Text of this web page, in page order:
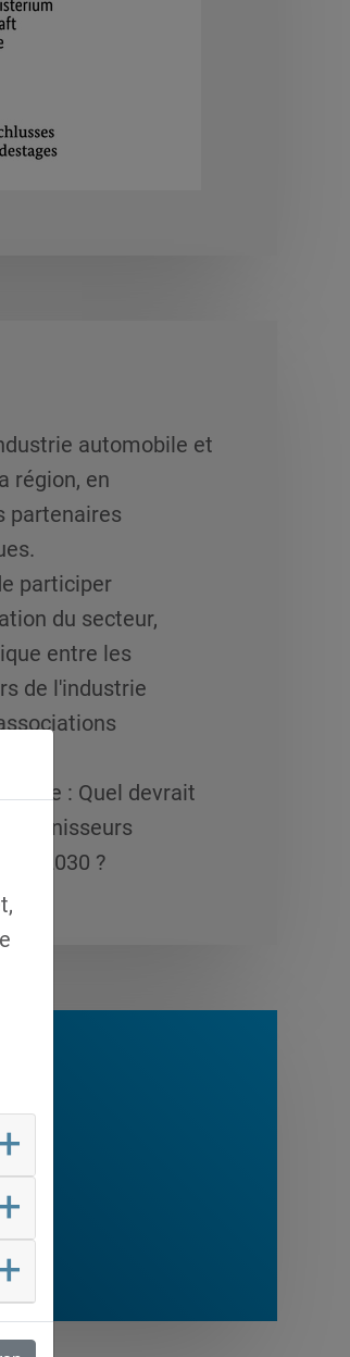
automobile et
région, en
partenaires
participer
du secteur,
entre les
de l'industrie
: Quel devrait
fournisseurs
en 2030 ?